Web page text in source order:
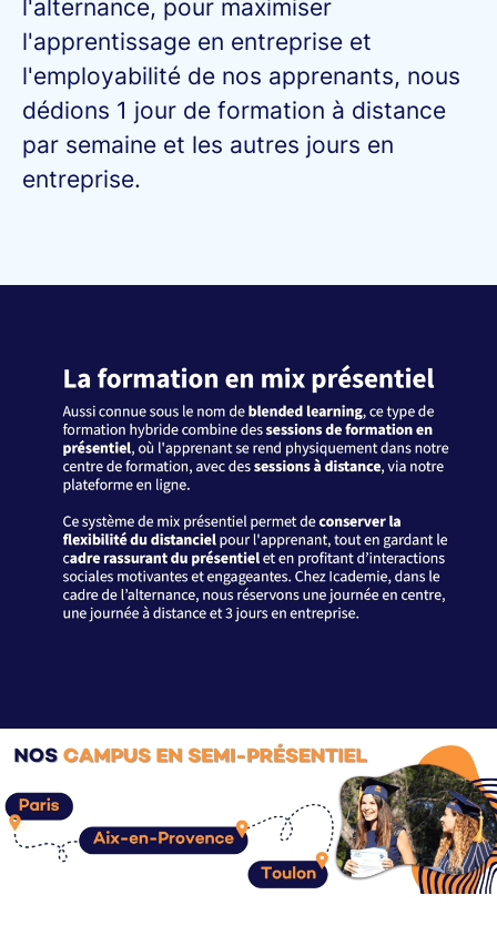
l'alternance, pour maximiser
l'apprentissage en entreprise et
l'employabilité de nos apprenants, nous
dédions 1 jour de formation à distance
par semaine et les autres jours en
entreprise.